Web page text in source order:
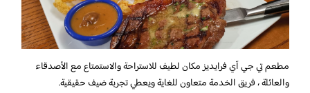
مطعم تي جي آي فرايديز مكان لطيف للاستراحة والاستمتاع مع الأصدقاء
والعائلة ، فريق الخدمة متعاون للغاية ويعطي تجربة ضيف حقيقية.